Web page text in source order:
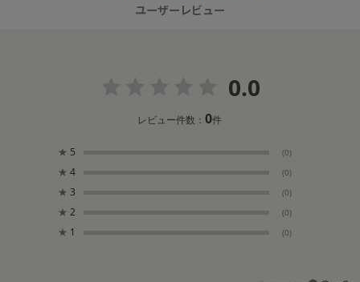
ユーザーレビュー
0.0
レビュー件数：0件
★ 5 (0)
★ 4 (0)
★ 3 (0)
★ 2 (0)
★ 1 (0)